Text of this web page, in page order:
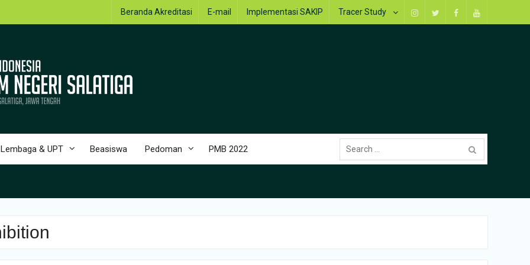
Instagram
TwitterFacebookYoutube
Beranda Akreditasi E-mail Implementasi SAKIP Tracer Study
Lembaga & UPT Beasiswa Pedoman PMB 2022
Search
for: